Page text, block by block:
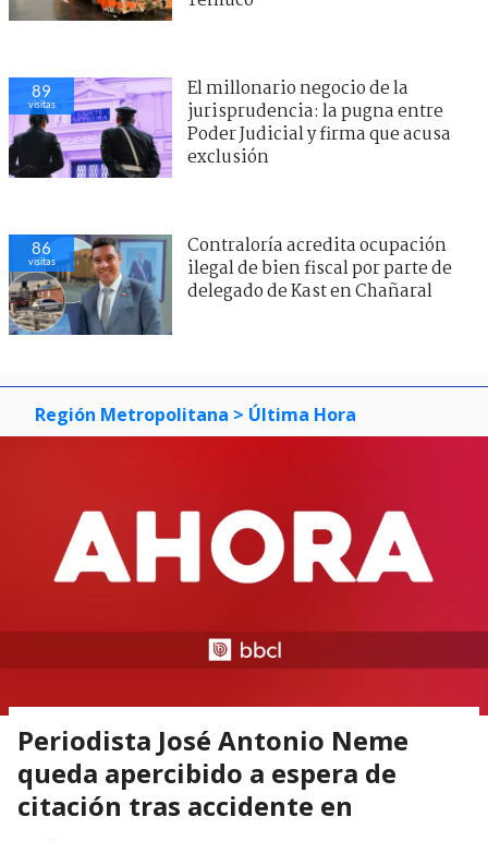
89
visitas
El millonario negocio de la
jurisprudencia: la pugna entre
Poder Judicial y firma que acusa
exclusión
86
visitas
Contraloría acredita ocupación
ilegal de bien fiscal por parte de
delegado de Kast en Chañaral
Región Metropolitana > Última Hora
Periodista José Antonio Neme
queda apercibido a espera de
citación tras accidente en